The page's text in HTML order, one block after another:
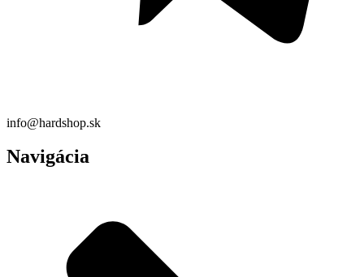
info@hardshop.sk
Navigácia